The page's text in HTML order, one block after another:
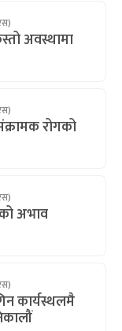
अवस्थामा
रोगको
अभाव
कार्यस्थलमै